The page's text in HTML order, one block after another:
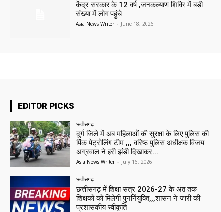
केंद्र सरकार के 12 वर्ष ,जनकल्याण शिविर में बड़ी
संख्या में लोग पहुंचे
Asia News Writer - June 18, 2026
EDITOR PICKS
छत्तीसगढ़
दुर्ग जिले में अब महिलाओं की सुरक्षा के लिए पुलिस की
पिंक पेट्रोलिंग टीम ,,, वरिष्ठ पुलिस अधीक्षक विजय
अग्रवाल ने हरी झंडी दिखाकर...
Asia News Writer - July 16, 2026
छत्तीसगढ़
छत्तीसगढ़ में शिक्षा सत्र 2026-27 के अंत तक
शिक्षकों को मिलेगी पुनर्नियुक्ति,,,शासन ने जारी की
प्रशासकीय स्वीकृति